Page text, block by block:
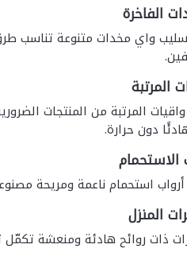
الفاخرة
واي مخدات متنوعة تناسب
المرتبة
واقيات المرتبة من المنتجات
دون حرارة.
الاستحمام
استحمام ناعمة ومريحة
المنزل
ذات روائح هادئة ومنعشة تكمّل